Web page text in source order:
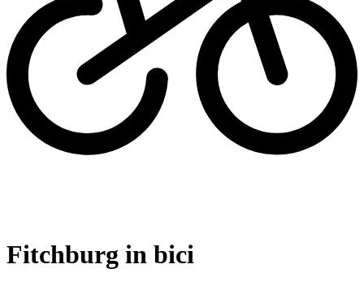
Fitchburg in bici